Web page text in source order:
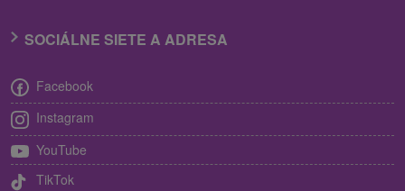
SOCIÁLNE SIETE A ADRESA
Facebook
Instagram
YouTube
TikTok